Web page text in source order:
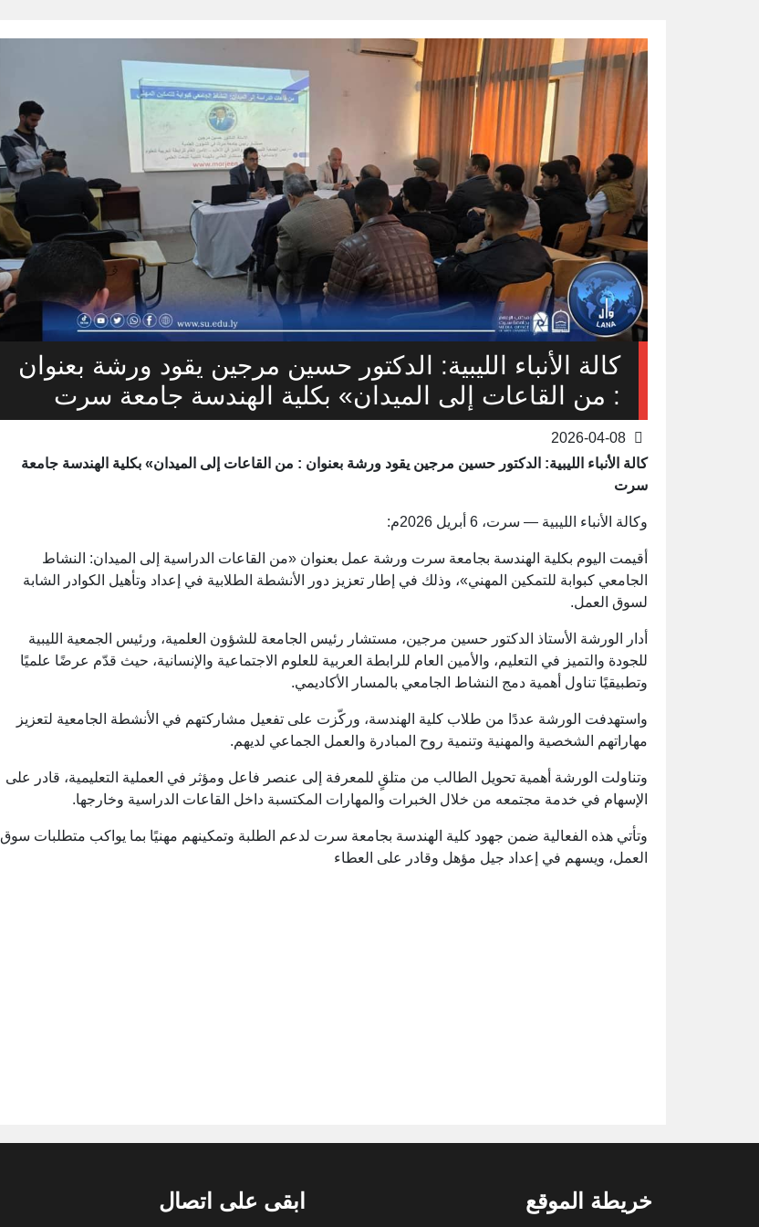
كالة الأنباء الليبية: الدكتور حسين مرجين يقود ورشة بعنوان
: من القاعات إلى الميدان» بكلية الهندسة جامعة سرت
كالة الأنباء الليبية: الدكتور حسين مرجين يقود ورشة بعنوان : من القاعات إلى الميدان» بكلية الهندسة جامعة
سرت
وكالة الأنباء الليبية — سرت، 6 أبريل 2026م:
أقيمت اليوم بكلية الهندسة بجامعة سرت ورشة عمل بعنوان «من القاعات الدراسية إلى الميدان: النشاط
الجامعي كبوابة للتمكين المهني»، وذلك في إطار تعزيز دور الأنشطة الطلابية في إعداد وتأهيل الكوادر الشابة
لسوق العمل.
أدار الورشة الأستاذ الدكتور حسين مرجين، مستشار رئيس الجامعة للشؤون العلمية، ورئيس الجمعية الليبية
للجودة والتميز في التعليم، والأمين العام للرابطة العربية للعلوم الاجتماعية والإنسانية، حيث قدّم عرضًا علميًا
وتطبيقيًا تناول أهمية دمج النشاط الجامعي بالمسار الأكاديمي.
واستهدفت الورشة عددًا من طلاب كلية الهندسة، وركّزت على تفعيل مشاركتهم في الأنشطة الجامعية لتعزيز
مهاراتهم الشخصية والمهنية وتنمية روح المبادرة والعمل الجماعي لديهم.
وتناولت الورشة أهمية تحويل الطالب من متلقٍ للمعرفة إلى عنصر فاعل ومؤثر في العملية التعليمية، قادر على
الإسهام في خدمة مجتمعه من خلال الخبرات والمهارات المكتسبة داخل القاعات الدراسية وخارجها.
وتأتي هذه الفعالية ضمن جهود كلية الهندسة بجامعة سرت لدعم الطلبة وتمكينهم مهنيًا بما يواكب متطلبات سوق
العمل، ويسهم في إعداد جيل مؤهل وقادر على العطاء
خريطة الموقع ابقى على اتصال